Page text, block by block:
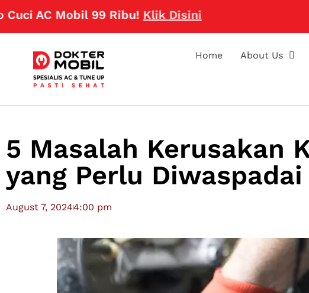
Mobil 99 Ribu!Klik Disini
Home About Us
5 Masalah Kerusakan
yang Perlu Diwaspadai
August 7, 20244:00 pm